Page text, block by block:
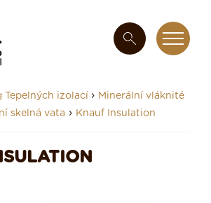
Tepelných izolací › Minerální vláknité
skelná vata › Knauf Insulation